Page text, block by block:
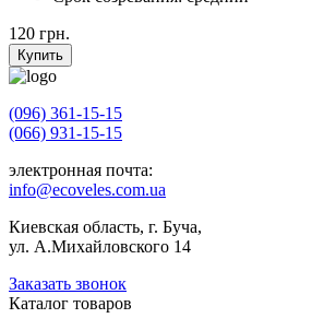
120 грн.
Купить
(096) 361-15-15
(066) 931-15-15
электронная почта:
info@ecoveles.com.ua
Киевская область, г. Буча,
ул. А.Михайловского 14
Заказать звонок
Каталог товаров